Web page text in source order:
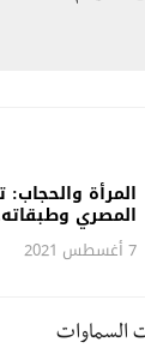
المرأة والحجاب:
المصري
7 أغسطس 2021
السماوات